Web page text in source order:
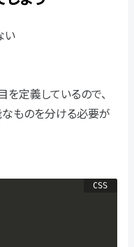
い
定義しているので、
ものを分ける必要が